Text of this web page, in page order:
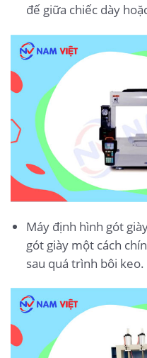
đế giữa chiếc dày
Máy định hình gót
gót giày một cách
sau quá trình bôi keo.